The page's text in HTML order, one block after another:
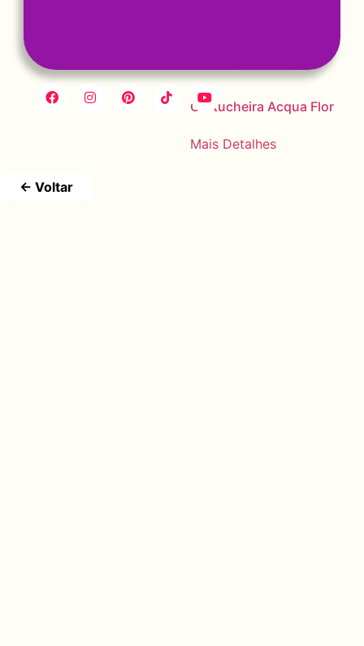
Cartucheira Acqua Flor
Mais Detalhes
← Voltar